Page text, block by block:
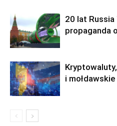
20 lat Russia
propaganda
i